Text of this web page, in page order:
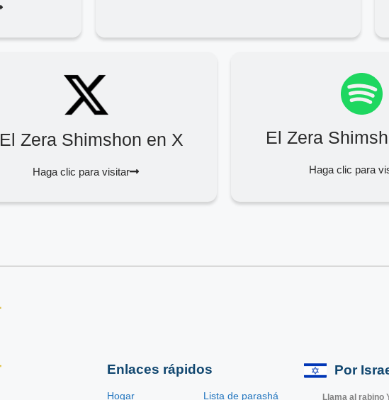
El Zera Shimshon en X
Haga clic para visitar
El Zera
Haga clic para
Enlaces rápidos
Hogar Lista de parashá
Por
Llama al rabino